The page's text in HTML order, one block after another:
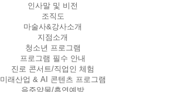
인사말 및 비전
조직도
마술사&강사소개
지점소개
청소년 프로그램
프로그램 필수 안내
진로 콘서트/직업인 체험
미래산업 & AI 콘텐츠 프로그램
음주약물/흡연예방